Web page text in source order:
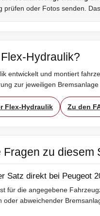
prüfen oder Fotos senden.
Hydraulik?
entwickelt und montiert
zur jeweiligen Bremsanlage
Flex-Hydraulik Zu den
Fragen zu diesem
Satz direkt bei Peugeot
für die angegebene
oder abweichender